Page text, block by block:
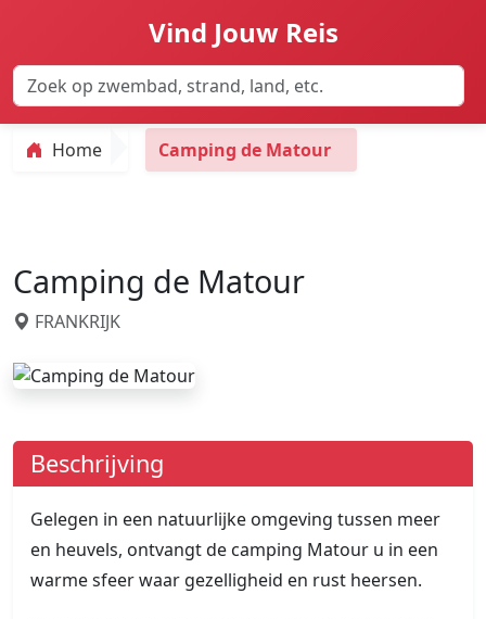
Vind Jouw Reis
Home Camping de Matour
Camping de Matour
FRANKRIJK
Beschrijving
Gelegen in een natuurlijke omgeving tussen meer
en heuvels, ontvangt de camping Matour u in een
warme sfeer waar gezelligheid en rust heersen.